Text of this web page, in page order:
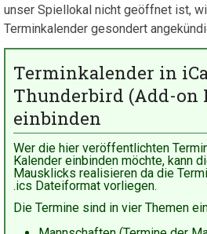
unser Spiellokal nicht geöffnet ist,
Terminkalender gesondert
Terminkalender in
Thunderbird (Add-on
einbinden
Wer die hier veröffentlichten
Kalender einbinden möchte, kann
Mausklicks realisieren da die
.ics Dateiformat vorliegen.
Die Termine sind in vier Themen